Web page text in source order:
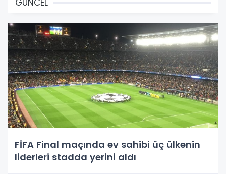
FİFA Final maçında ev sahibi üç ülkenin
liderleri stadda yerini aldı